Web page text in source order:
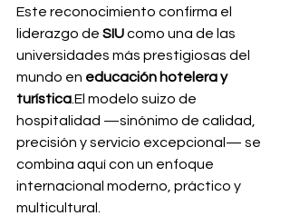
Este reconocimiento confirma el
liderazgo de SIU como una de las
universidades más prestigiosas del
mundo en educación hotelera y
turística.El modelo suizo de
hospitalidad —sinónimo de calidad,
precisión y servicio excepcional— se
combina aquí con un enfoque
internacional moderno, práctico y
multicultural.